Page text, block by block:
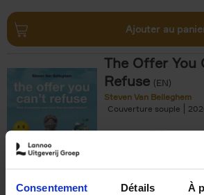
Consentement Détails À
Ajouter au
The Offer You
Refuse (EN)
Steven Van Belleghem
Couverture souple
€37,50